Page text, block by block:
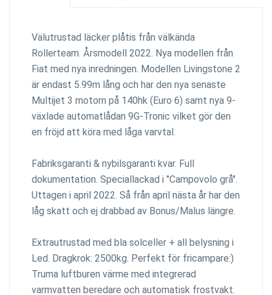
Välutrustad läcker plåtis från välkända
Rollerteam. Årsmodell 2022. Nya modellen från
Fiat med nya inredningen. Modellen Livingstone 2
är endast 5.99m lång och har den nya senaste
Multijet 3 motorn på 140hk (Euro 6) samt nya 9-
växlade automatlådan 9G-Tronic vilket gör den
en fröjd att köra med låga varvtal.
Fabriksgaranti & nybilsgaranti kvar. Full
dokumentation. Speciallackad i "Campovolo grå".
Uttagen i april 2022. Så från april nästa år har den
låg skatt och ej drabbad av Bonus/Malus längre.
Extrautrustad med bla solceller + all belysning i
Led. Dragkrok: 2500kg. Perfekt för fricampare:)
Truma luftburen värme med integrerad
varmvatten beredare och automatisk frostvakt.